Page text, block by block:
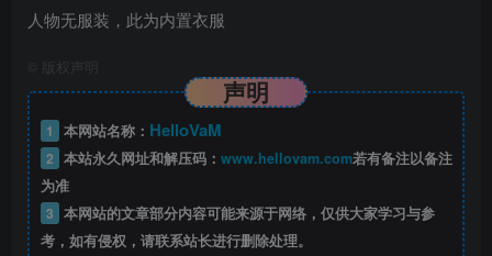
人物无服装，此为内置衣服
版权声明
声明
1 本网站名称： HelloVaM
2 本站永久网址和解压码： www.hellovam.com若有备注以备注
为准
3 本网站的文章部分内容可能来源于网络，仅供大家学习与参
考，如有侵权，请联系站长进行删除处理。